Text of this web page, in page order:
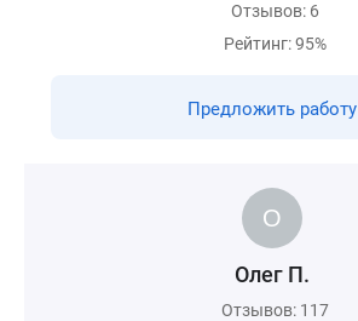
Отзывов: 6
Рейтинг: 95%
Предложить работу
Олег П.
Отзывов: 117